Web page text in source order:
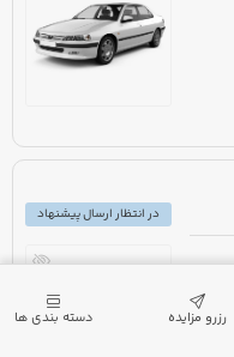
در انتظار ارسال پیشنهاد
رزرو مزایده دسته بندی ها